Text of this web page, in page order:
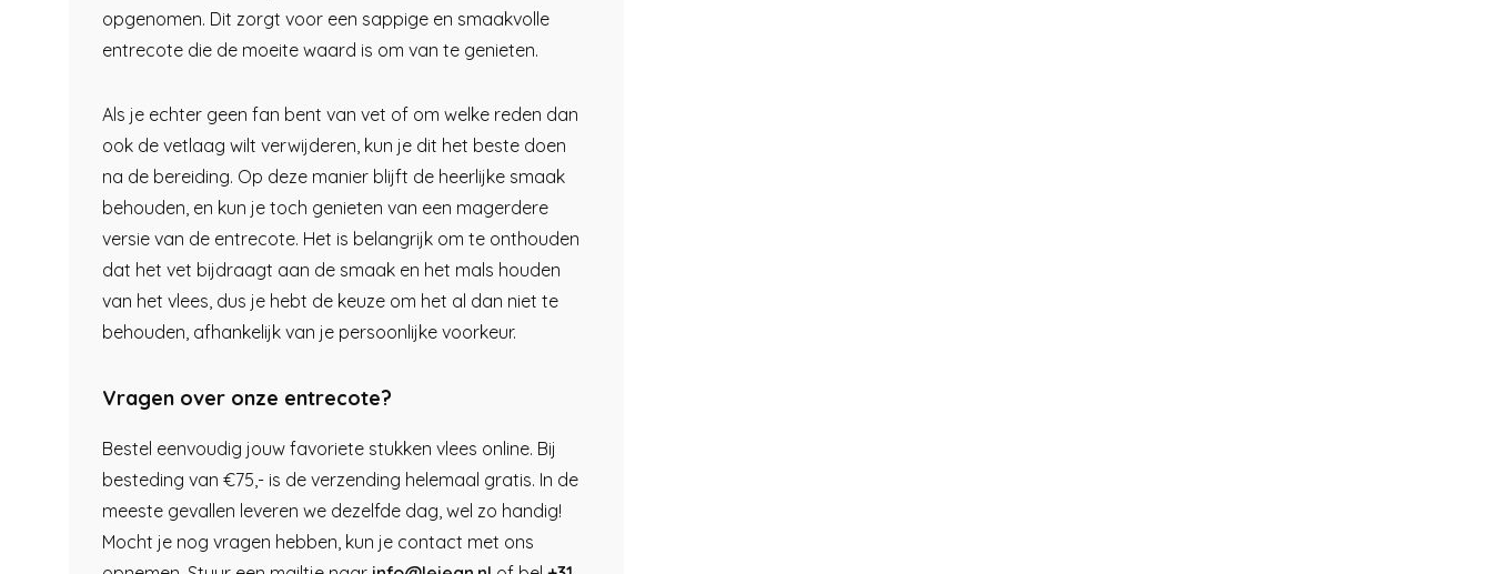
opgenomen. Dit zorgt voor een sappige en smaakvolle
entrecote die de moeite waard is om van te genieten.
Als je echter geen fan bent van vet of om welke reden dan
ook de vetlaag wilt verwijderen, kun je dit het beste doen
na de bereiding. Op deze manier blijft de heerlijke smaak
behouden, en kun je toch genieten van een magerdere
versie van de entrecote. Het is belangrijk om te onthouden
dat het vet bijdraagt aan de smaak en het mals houden
van het vlees, dus je hebt de keuze om het al dan niet te
behouden, afhankelijk van je persoonlijke voorkeur.
Vragen over onze entrecote?
Bestel eenvoudig jouw favoriete stukken vlees online. Bij
besteding van €75,- is de verzending helemaal gratis. In de
meeste gevallen leveren we dezelfde dag, wel zo handig!
Mocht je nog vragen hebben, kun je contact met ons